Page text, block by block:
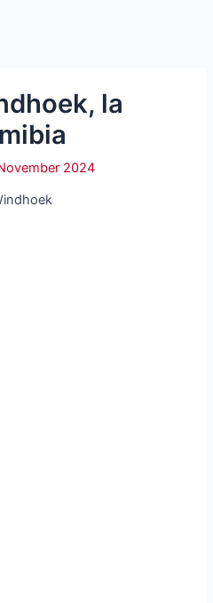
la
2024